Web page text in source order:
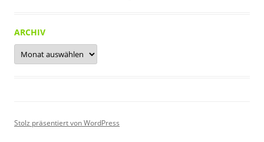
ARCHIV
Archiv
Stolz präsentiert von WordPress